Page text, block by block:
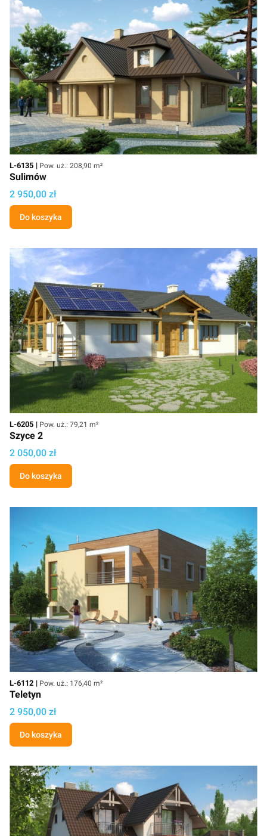
Kod
L-6135 Powierzchnia użytkowa
Pow. uż.: 208,90 m²
Sulimów
Cena
2 950,00 zł
Do koszyka
Kod
L-6205 Powierzchnia użytkowa
Pow. uż.: 79,21 m²
Szyce 2
Cena projektu
2 050,00 zł
Do koszyka
Kod
L-6112 Powierzchnia użytkowa
Pow. uż.: 176,40 m²
Teletyn
Cena
2 950,00 zł
Do koszyka